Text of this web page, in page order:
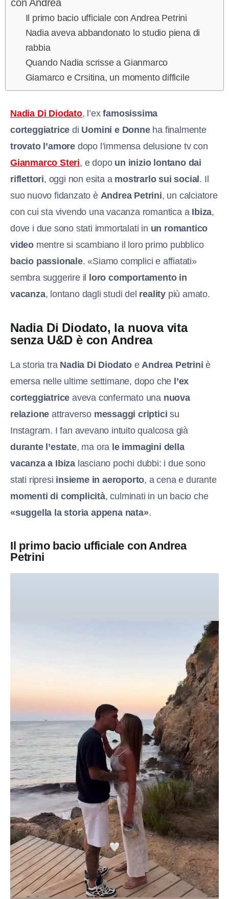
con Andrea
Il primo bacio ufficiale con Andrea Petrini
Nadia aveva abbandonato lo studio piena di
rabbia
Quando Nadia scrisse a Gianmarco
Giamarco e Crsitina, un momento difficile
Nadia Di Diodato, l’exfamosissima
corteggiatrice di Uomini e Donneha finalmente
trovato l’amore dopo l’immensa delusione tv con
Gianmarco Steri, e dopo un inizio lontano dai
riflettori, oggi non esita a mostrarlo sui social. Il
suo nuovo fidanzato è Andrea Petrini, un calciatore
con cui sta vivendo una vacanza romantica a Ibiza,
dove i due sono stati immortalati in un romantico
video mentre si scambiano il loro primo pubblico
bacio passionale. «Siamo complici e affiatati»
sembra suggerire il loro comportamento in
vacanza, lontano dagli studi del reality più amato.
Nadia Di Diodato, la nuova vita
senza U&D è con Andrea
La storia tra Nadia Di Diodato e Andrea Petrini è
emersa nelle ultime settimane, dopo che l’ex
corteggiatrice aveva confermato una nuova
relazione attraverso messaggi criptici su
Instagram. I fan avevano intuito qualcosa già
durante l’estate, ma ora le immagini della
vacanza a Ibiza lasciano pochi dubbi: i due sono
stati ripresi insieme in aeroporto, a cena e durante
momenti di complicità, culminati in un bacio che
«suggella la storia appena nata».
Il primo bacio ufficiale con Andrea
Petrini